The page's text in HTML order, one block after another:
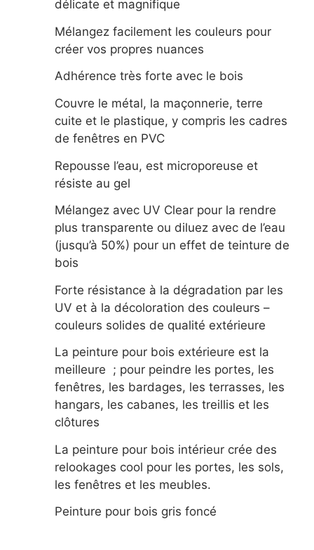
délicate et magnifique
Mélangez facilement les couleurs pour
créer vos propres nuances
Adhérence très forte avec le bois
Couvre le métal, la maçonnerie, terre
cuite et le plastique, y compris les cadres
de fenêtres en PVC
Repousse l’eau, est microporeuse et
résiste au gel
Mélangez avec UV Clear pour la rendre
plus transparente ou diluez avec de l’eau
(jusqu’à 50%) pour un effet de teinture de
bois
Forte résistance à la dégradation par les
UV et à la décoloration des couleurs –
couleurs solides de qualité extérieure
La peinture pour bois extérieure est la
meilleure ; pour peindre les portes, les
fenêtres, les bardages, les terrasses, les
hangars, les cabanes, les treillis et les
clôtures
La peinture pour bois intérieur crée des
relookages cool pour les portes, les sols,
les fenêtres et les meubles.
Peinture pour bois gris foncé